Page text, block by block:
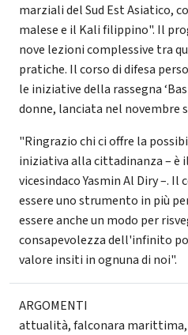
marziali del Sud Est Asiatico,
malese e il Kali filippino". Il
nove lezioni complessive tra
pratiche. Il corso di difesa
le iniziative della rassegna
donne, lanciata nel novembre
"Ringrazio chi ci offre la
iniziativa alla cittadinanza – è
vicesindaco Yasmin Al Diry –. Il
essere uno strumento in più
essere anche un modo per
consapevolezza dell'infinito
valore insiti in ognuna di noi".
ARGOMENTI
attualità,falconara marittima,